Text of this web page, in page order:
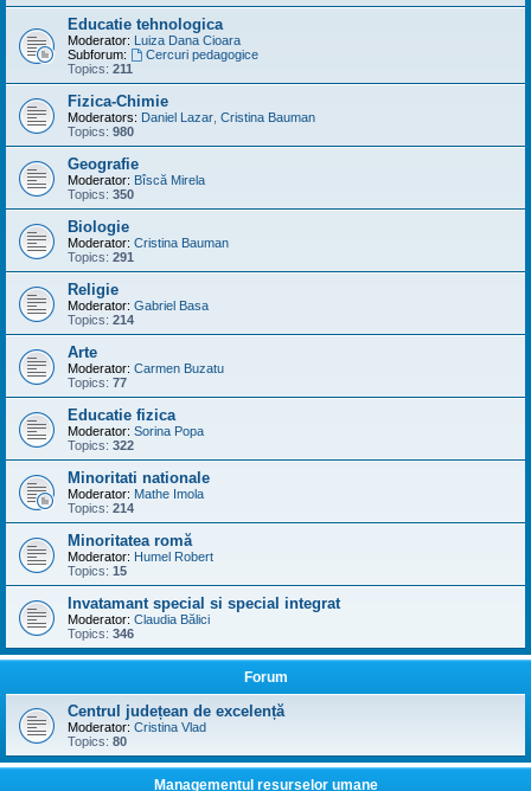
Educatie tehnologica
Moderator: Luiza Dana Cioara
Subforum:
Cercuri pedagogice
Topics: 211
Fizica-Chimie
Moderators: Daniel Lazar Cristina Bauman
Topics: 980
Geografie
Moderator: Bîscă Mirela
Topics: 350
Biologie
Moderator: Cristina Bauman
Topics: 291
Religie
Moderator: Gabriel Basa
Topics: 214
Arte
Moderator: Carmen Buzatu
Topics: 77
Educatie fizica
Moderator: Sorina Popa
Topics: 322
Minoritati nationale
Moderator: Mathe Imola
Topics: 214
Minoritatea romă
Moderator: Humel Robert
Topics: 15
Invatamant special si special integrat
Moderator: Claudia Bălici
Topics: 346
Forum
Centrul județean de excelență
Moderator: Cristina Vlad
Topics: 80
Managementul resurselor umane